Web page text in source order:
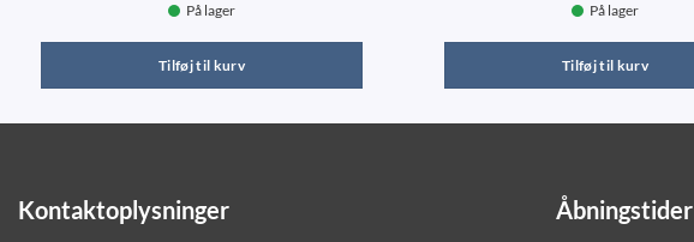
På lager
Tilføj til kurv
På lager
Tilføj til kurv
Kontaktoplysninger Åbningstider